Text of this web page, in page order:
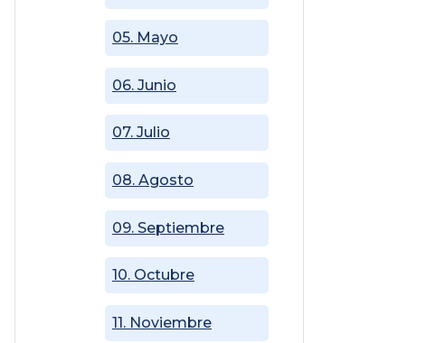
05. Mayo
06. Junio
07. Julio
08. Agosto
09. Septiembre
10. Octubre
11. Noviembre